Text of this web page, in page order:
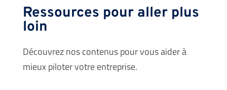
Ressources pour aller plus
loin
Découvrez nos contenus pour vous aider à
mieux piloter votre entreprise.